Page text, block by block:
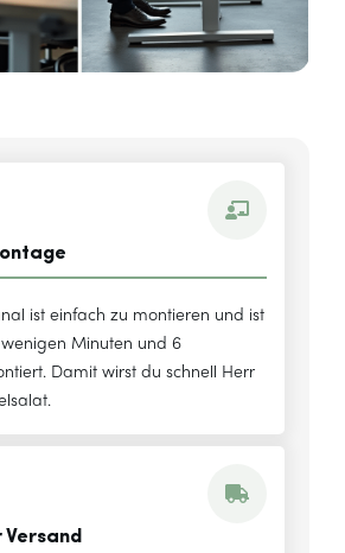
ist einfach zu montieren und ist
Minuten und 6
Damit wirst du schnell Herr
Versand